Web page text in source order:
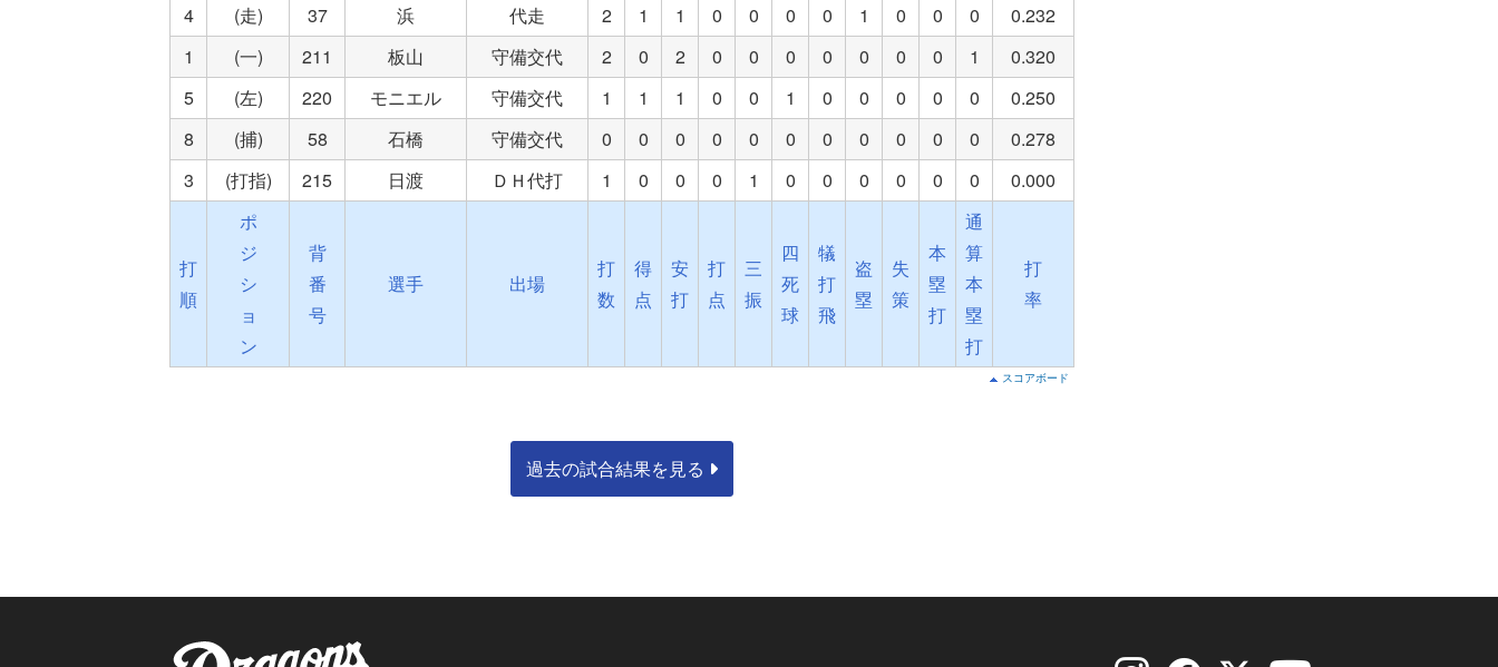
4
(走) 37 浜 代走 2 1 1 0 0 0 0 1 0 0 0
0.232
1
(一) 211 板山 守備交代 2 0 2 0 0 0 0 0 0 0 1
0.320
5
(左) 220 モニエル 守備交代 1 1 1 0 0 1 0 0 0 0 0
0.250
8
(捕) 58 石橋 守備交代 0 0 0 0 0 0 0 0 0 0 0
0.278
3
(打指) 215 日渡 ＤＨ代打 1 0 0 0 1 0 0 0 0 0 0 0.000
打
順
ポ
ジ
シ
ョ
ン
背
番
号
選手 出場
打
数
得
点
安
打
打
点
三
振
四
死
球
犠
打
飛
盗
塁
失
策
本
塁
打
通
算
本
塁
打
打
率
スコアボード
過去の試合結果を見る